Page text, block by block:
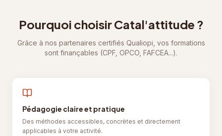
Pourquoi choisir Catal'attitude ?
Grâce à nos partenaires certifiés Qualiopi, vos formations
sont finançables (CPF, OPCO, FAFCEA...).
Pédagogie claire et pratique
Des méthodes accessibles, concrètes et directement
applicables à votre activité.